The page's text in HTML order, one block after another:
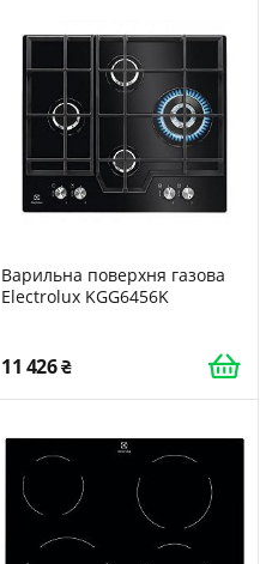
Варильна поверхня газова
Electrolux KGG6456K
11 426